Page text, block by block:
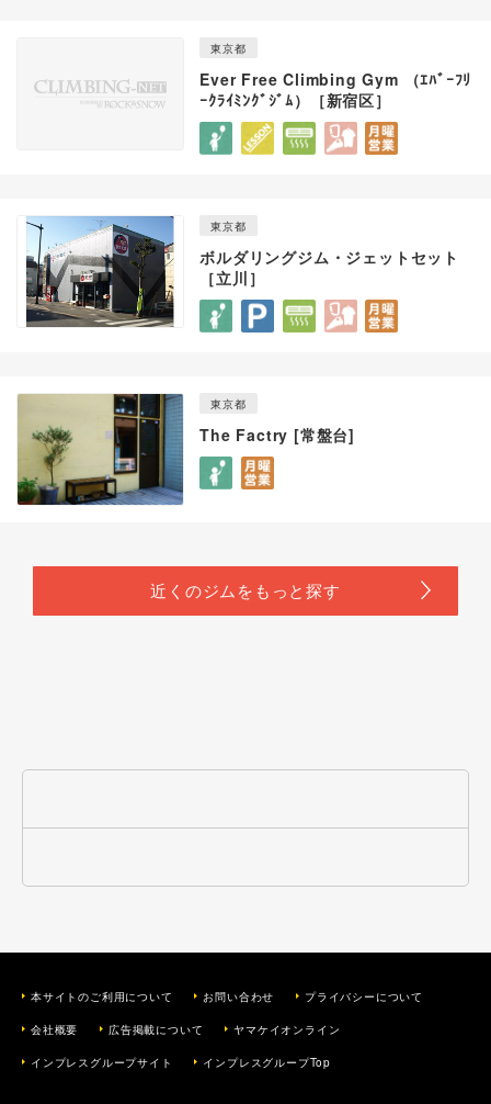
東京都
Ever Free Climbing Gym （ｴﾊﾞｰﾌﾘ
ｰｸﾗｲﾐﾝｸﾞｼﾞﾑ）［新宿区］
東京都
ボルダリングジム・ジェットセット
［立川］
東京都
The Factry [常盤台]
本サイトのご利用について お問い合わせ プライバシーについて
会社概要 広告掲載について ヤマケイオンライン
インプレスグループサイト インプレスグループTop